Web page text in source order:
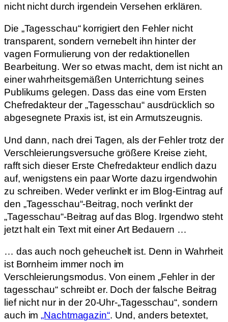
nicht nicht durch irgendein Versehen erklären.
Die „Tagesschau“ korrigiert den Fehler nicht
transparent, sondern vernebelt ihn hinter der
vagen Formulierung von der redaktionellen
Bearbeitung. Wer so etwas macht, dem ist nicht an
einer wahrheitsgemäßen Unterrichtung seines
Publikums gelegen. Dass das eine vom Ersten
Chefredakteur der „Tagesschau“ ausdrücklich so
abgesegnete Praxis ist, ist ein Armutszeugnis.
Und dann, nach drei Tagen, als der Fehler trotz der
Verschleierungsversuche größere Kreise zieht,
rafft sich dieser Erste Chefredakteur endlich dazu
auf, wenigstens ein paar Worte dazu irgendwohin
zu schreiben. Weder verlinkt er im Blog-Eintrag auf
den „Tagesschau“-Beitrag, noch verlinkt der
„Tagesschau“-Beitrag auf das Blog. Irgendwo steht
jetzt halt ein Text mit einer Art Bedauern …
… das auch noch geheuchelt ist. Denn in Wahrheit
ist Bornheim immer noch im
Verschleierungsmodus. Von einem „Fehler in der
tagesschau“ schreibt er. Doch der falsche Beitrag
lief nicht nur in der 20-Uhr-„Tagesschau“, sondern
auch im„Nachtmagazin“. Und, anders betextet,